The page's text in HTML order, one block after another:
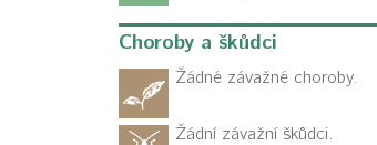
Choroby a škůdci
Žádné závažné choroby.
Žádní závažní škůdci.